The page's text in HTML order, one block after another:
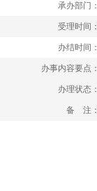
承办部门：
受理时间：
办结时间：
办事内容要点：
办理状态：
备 注：